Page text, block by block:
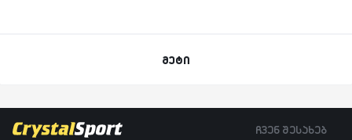
მეტი
ჩვენ შესახებ